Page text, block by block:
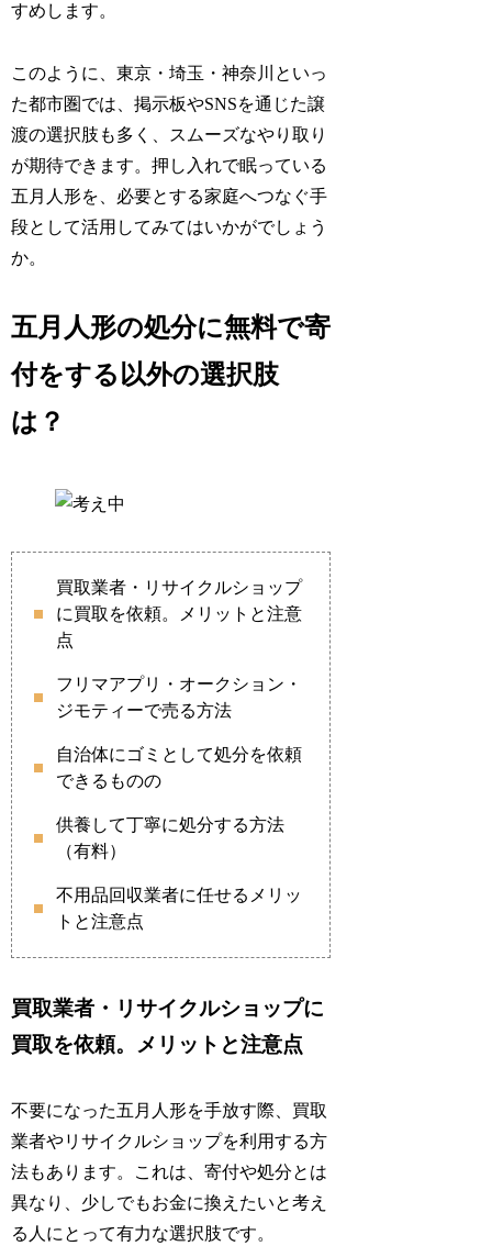
すめします。
このように、東京・埼玉・神奈川といっ
た都市圏では、掲示板やSNSを通じた譲
渡の選択肢も多く、スムーズなやり取り
が期待できます。押し入れで眠っている
五月人形を、必要とする家庭へつなぐ手
段として活用してみてはいかがでしょう
か。
五月人形の処分に無料で寄
付をする以外の選択肢
は？
買取業者・リサイクルショップ
に買取を依頼。メリットと注意
点
フリマアプリ・オークション・
ジモティーで売る方法
自治体にゴミとして処分を依頼
できるものの
供養して丁寧に処分する方法
（有料）
不用品回収業者に任せるメリッ
トと注意点
買取業者・リサイクルショップに
買取を依頼。メリットと注意点
不要になった五月人形を手放す際、買取
業者やリサイクルショップを利用する方
法もあります。これは、寄付や処分とは
異なり、少しでもお金に換えたいと考え
る人にとって有力な選択肢です。